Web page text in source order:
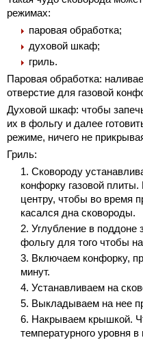
режимах:
паровая обработка;
духовой шкаф;
гриль.
Паровая обработка:
отверстие для газовой
Духовой шкаф: чтобы
их в фольгу и далее
режиме, ничего не
Гриль:
Сковороду
конфорку газовой
центру, чтобы во время
касался дна сковороды.
Углубление в поддоне
фольгу для того чтобы
Включаем конфорку,
минут.
Устанавливаем на
Выкладываем на нее
Накрываем крышкой.
температурного уровня